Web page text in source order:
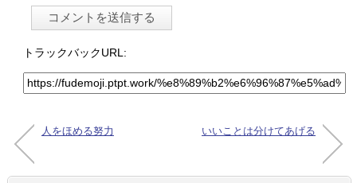
トラックバックURL:
人をほめる努力 いいことは分けてあげる